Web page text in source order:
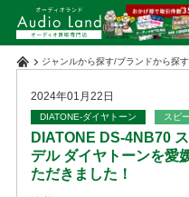
ジャンルから探す/ブランドから探す
2024年01月22日
DIATONE-ダイヤトーン スピ
DIATONE DS-4NB70
デル ダイヤトーンを愛
ただきました！